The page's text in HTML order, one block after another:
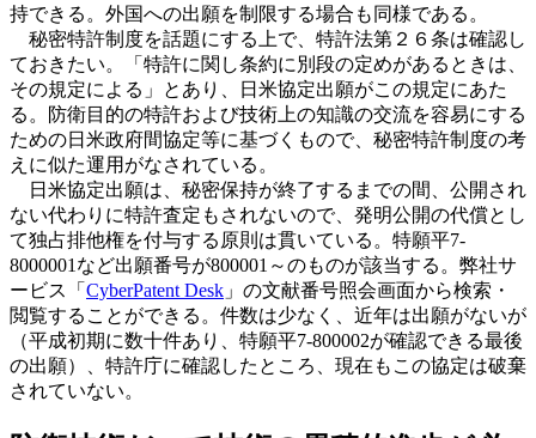
持できる。外国への出願を制限する場合も同様である。
秘密特許制度を話題にする上で、特許法第２６条は確認し
ておきたい。「特許に関し条約に別段の定めがあるときは、
その規定による」とあり、日米協定出願がこの規定にあた
る。防衛目的の特許および技術上の知識の交流を容易にする
ための日米政府間協定等に基づくもので、秘密特許制度の考
えに似た運用がなされている。
日米協定出願は、秘密保持が終了するまでの間、公開され
ない代わりに特許査定もされないので、発明公開の代償とし
て独占排他権を付与する原則は貫いている。特願平7-
8000001など出願番号が800001～のものが該当する。弊社サ
ービス「 CyberPatent Desk 」の文献番号照会画面から検索・
閲覧することができる。件数は少なく、近年は出願がないが
（平成初期に数十件あり、特願平7-800002が確認できる最後
の出願）、特許庁に確認したところ、現在もこの協定は破棄
されていない。